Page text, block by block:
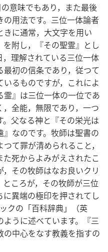
意味でもあり，また最後
用法です。三位一体論者
に通常，大文字を用い
附し，『その聖霊』とし
理解されている三位一体
初の信条であり，従つて
るものですが，これによ
』は三位一体の一位であ
全能，無限であり，一つ
父なる神と『その栄光は
なのです。牧師は聖書の
て罪が清められること，
死からよみがえされたこ
その牧師はなお良いクリ
ころが，その牧師が三位
異端の極印を押されてし
クの「百科辞典」（英
うに述べています。『三
中心をなす教義を指すの